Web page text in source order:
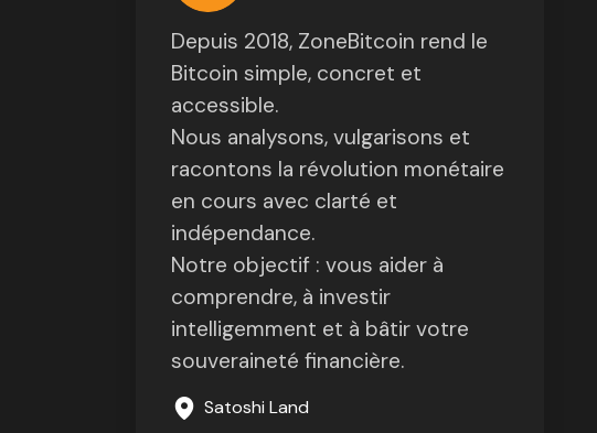
Depuis 2018, ZoneBitcoin rend le
Bitcoin simple, concret et
accessible.
Nous analysons, vulgarisons et
racontons la révolution monétaire
en cours avec clarté et
indépendance.
Notre objectif : vous aider à
comprendre, à investir
intelligemment et à bâtir votre
souveraineté financière.
Satoshi Land